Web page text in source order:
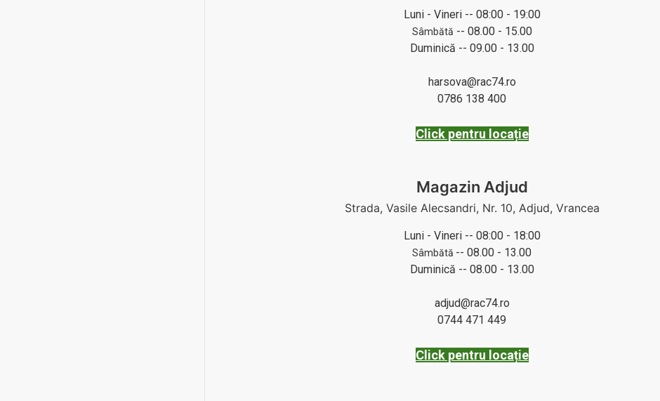
Luni - Vineri -- 08:00 - 19:00
Sâmbătă -- 08.00 - 15.00
Duminică -- 09.00 - 13.00
harsova@rac74.ro
0786 138 400
Click pentru locație
Magazin Adjud
Strada, Vasile Alecsandri, Nr. 10, Adjud, Vrancea
Luni - Vineri -- 08:00 - 18:00
Sâmbătă -- 08.00 - 13.00
Duminică -- 08.00 - 13.00
adjud@rac74.ro
0744 471 449
Click pentru locație